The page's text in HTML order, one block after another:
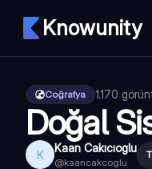
Knowunity
Coğrafya 1.170
Doğal
K Kaan Cakıcıoglu
@kaancakcoglu